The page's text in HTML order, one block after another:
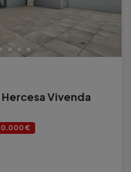
Vivenda
€